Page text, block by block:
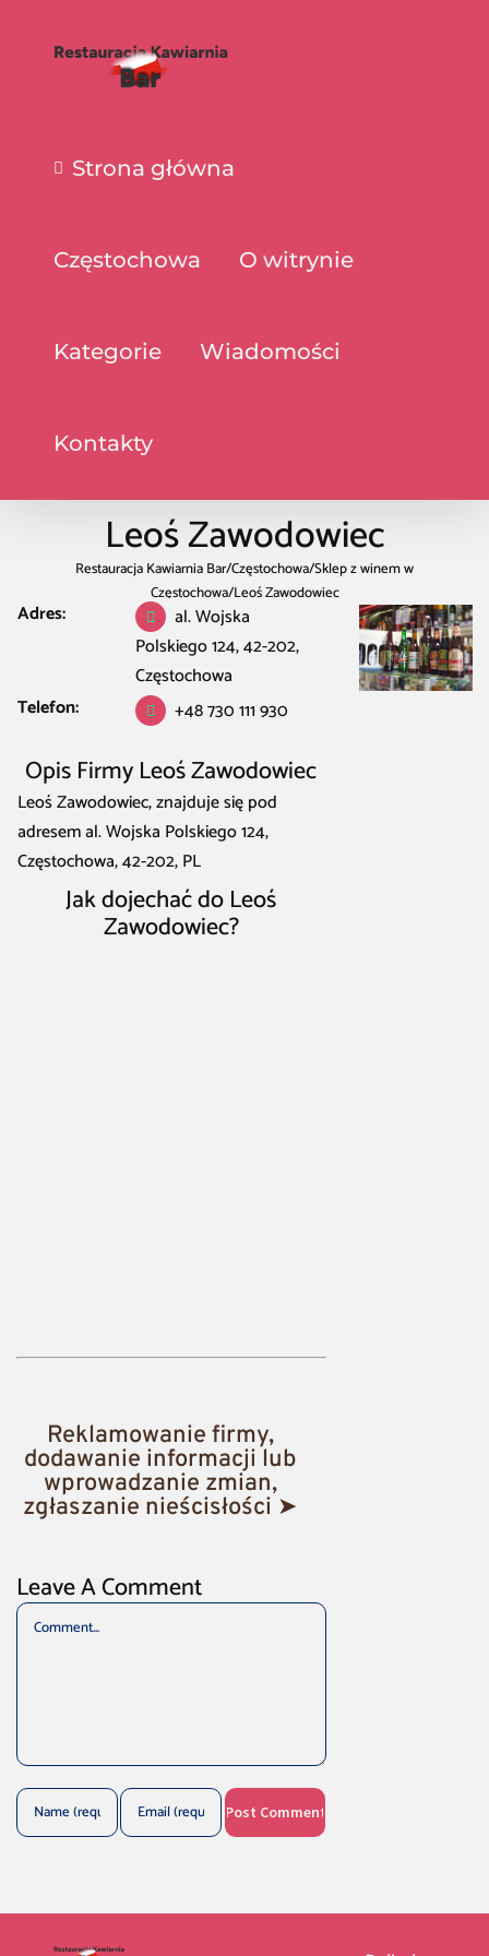
Strona główna
Częstochowa O witrynie
Kategorie Wiadomości
Kontakty
Leoś Zawodowiec
Restauracja Kawiarnia Bar/Częstochowa/Sklep z winem w
Częstochowa/Leoś Zawodowiec
Adres:
al. Wojska
Polskiego 124, 42-202,
Częstochowa
Telefon:
+48 730 111 930
Opis Firmy Leoś Zawodowiec
Leoś Zawodowiec, znajduje się pod
adresem al. Wojska Polskiego 124,
Częstochowa, 42-202, PL
Jak dojechać do Leoś
Zawodowiec?
Reklamowanie firmy,
dodawanie informacji lub
wprowadzanie zmian,
zgłaszanie nieścisłości ➤
Leave A Comment
Comment